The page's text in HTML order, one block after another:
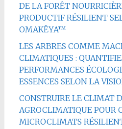
DE LA FORÊT
PRODUCTIF RÉSILIENT
OMAKËYA™
LES ARBRES COMME
CLIMATIQUES :
PERFORMANCES
ESSENCES SELON LA
CONSTRUIRE LE CLIMAT
AGROCLIMATIQUE POUR
MICROCLIMATS